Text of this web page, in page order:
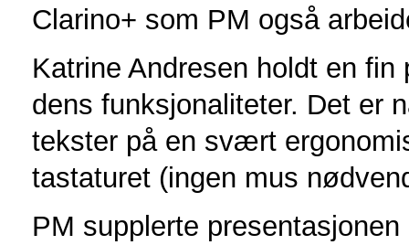
Clarino+ som PM også
Katrine Andresen holdt en
dens funksjonaliteter. Det er
tekster på en svært
tastaturet (ingen mus
PM supplerte